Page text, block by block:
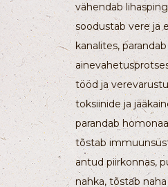
vähendab
soodustab vere ja
kanalites, parandab
tööd ja
toksiinide ja
parandab
tõstab
antud piirkonnas,
nahka, tõstab naha